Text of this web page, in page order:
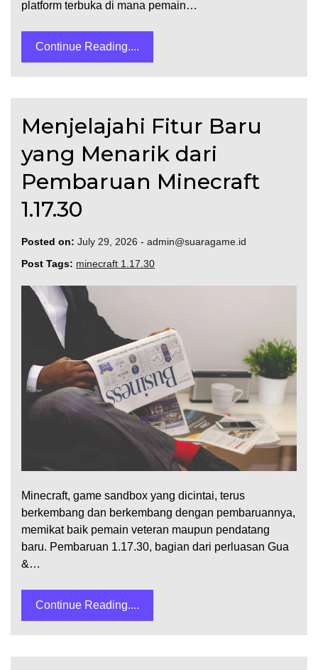
platform terbuka di mana pemain…
Continue Reading....
Menjelajahi Fitur Baru
yang Menarik dari
Pembaruan Minecraft
1.17.30
Posted on: July 29, 2026 - admin@suaragame.id
Post Tags: minecraft 1.17.30
Minecraft, game sandbox yang dicintai, terus
berkembang dan berkembang dengan pembaruannya,
memikat baik pemain veteran maupun pendatang
baru. Pembaruan 1.17.30, bagian dari perluasan Gua
&…
Continue Reading....